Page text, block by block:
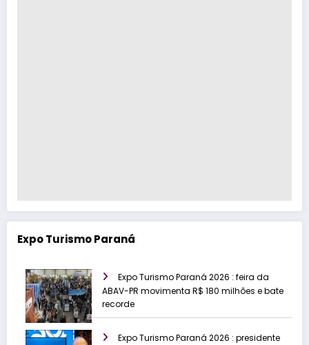
Expo Turismo Paraná
Expo Turismo Paraná 2026 : feira da
ABAV-PR movimenta R$ 180 milhões e bate
recorde
Expo Turismo Paraná 2026 : presidente